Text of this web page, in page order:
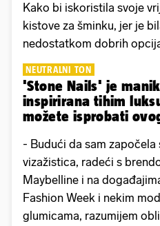
Kako bi iskoristila svoje
kistove za šminku, jer je
nedostatkom dobrih
NEUTRALNI TON
'Stone Nails' je
inspirirana tihim
možete isprobati
- Budući da sam
vizažistica, radeći s
Maybelline i na
Fashion Week i nekim
glumicama, razumijem